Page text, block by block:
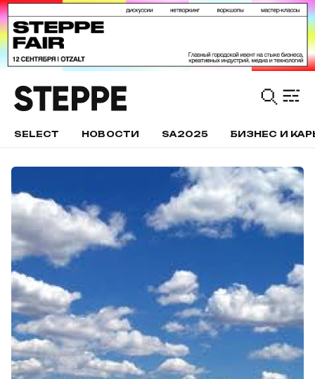
SELECT НОВОСТИ SA2025 БИЗНЕС И